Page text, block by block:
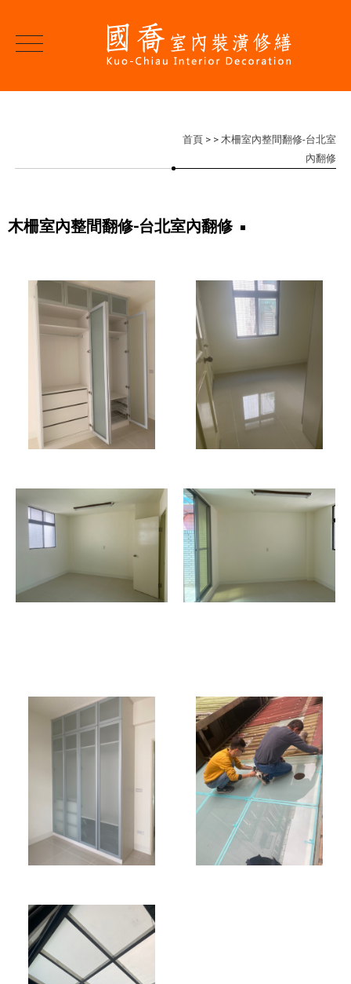
首頁 > > 木柵室內整間翻修-台北室
內翻修
木柵室內整間翻修-台北室內翻修